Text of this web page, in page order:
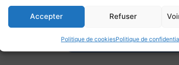
Accepter Refuser
Politique de cookiesPolitique de
Retourner aux communications